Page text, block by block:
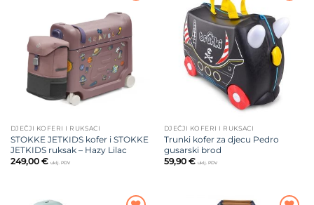
Dodajte
na listu
želja
DJEČJI KOFERI I RUKSACI
STOKKE JETKIDS kofer i STOKKE
JETKIDS ruksak – Hazy Lilac
249,00 € uklj. PDV
na listu
želja
DJEČJI KOFERI I RUKSACI
Trunki kofer za djecu Pedro
gusarski brod
59,90 € uklj. PDV